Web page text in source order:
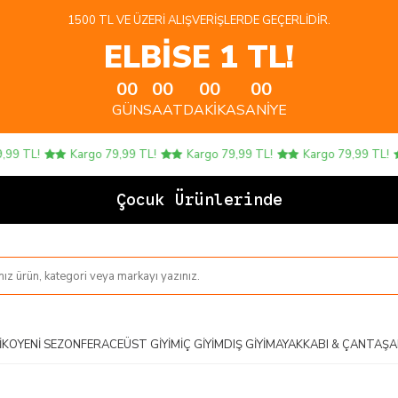
1500 TL VE ÜZERI ALIŞVERIŞLERDE GEÇERLIDIR.
ELBİSE 1 TL!
00
GÜN
00
SAAT
00
DAKIKA
00
SANIYE
Kargo 79,99 TL! Kargo 79,99 TL! Kargo 79,99 TL!
Çocuk Ürünlerinde 4 A
YENI SEZONFERACEÜST GIYIMİÇ GIYIMDIŞ GIYIMAYAKKABI & ÇANTA